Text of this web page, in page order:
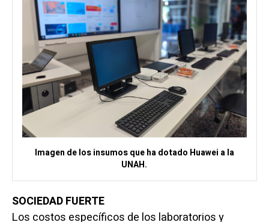
Imagen de los insumos que ha dotado Huawei a la
UNAH.
SOCIEDAD FUERTE
Los costos específicos de los laboratorios y